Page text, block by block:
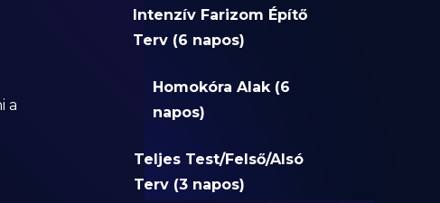
a
Intenzív Farizom Építő
Terv (6 napos)
Homokóra Alak (6
napos)
Teljes Test/Felső/Alsó
Terv (3 napos)